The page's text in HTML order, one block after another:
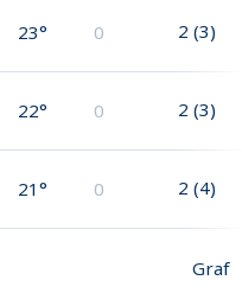
23° 0 2 (3)
22° 0 2 (3)
21° 0 2 (4)
Graf